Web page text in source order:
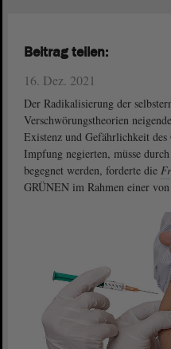
16. Dez. 2021
Der Radikalisierung der
Verschwörungstheorien
Existenz und Gefährlichkeit
Impfung negierten, müsse
begegnet werden, forderte die
GRÜNEN im Rahmen einer
Beitrag teilen: